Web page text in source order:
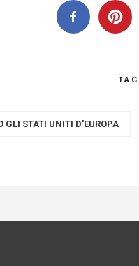
GLI STATI UNITI D'EUROPA